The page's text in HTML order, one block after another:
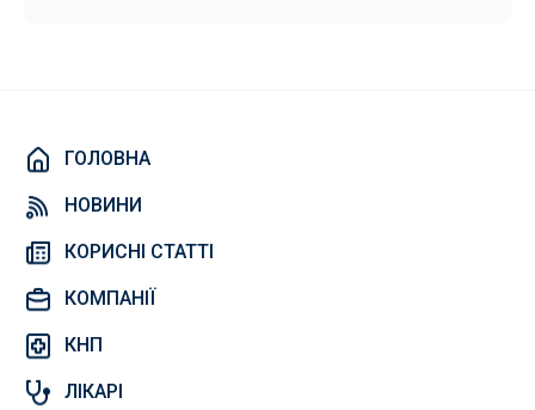
ГОЛОВНА
НОВИНИ
КОРИСНІ СТАТТІ
КОМПАНІЇ
КНП
ЛІКАРІ